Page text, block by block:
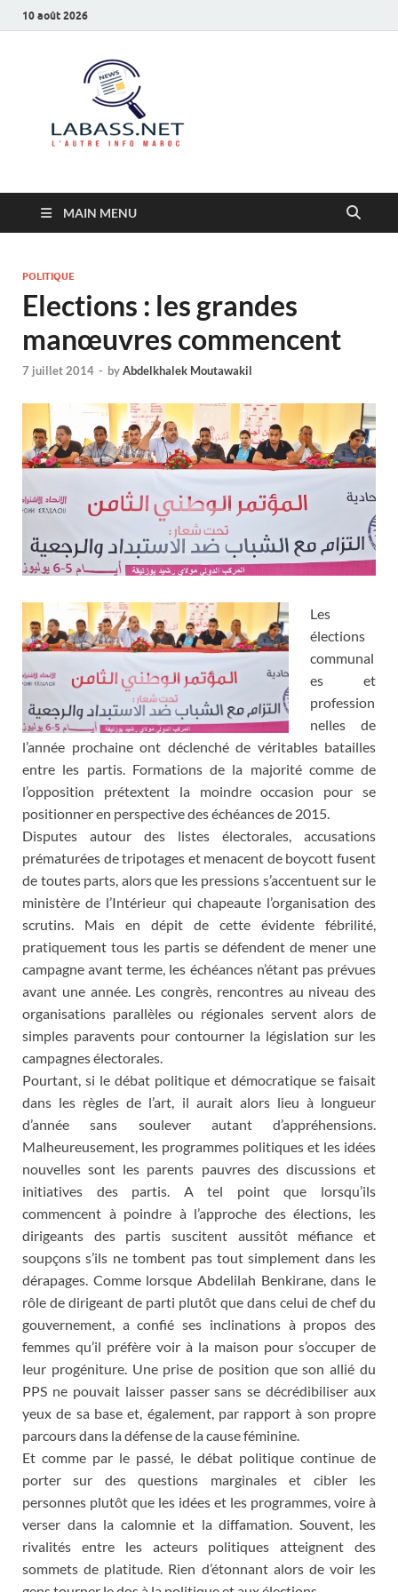
10 août 2026
MAIN MENU
POLITIQUE
Elections : les grandes
manœuvres commencent
7 juillet 2014 - byAbdelkhalek Moutawakil
Les
élections
communal
es et
profession
nelles de
l’année prochaine ont déclenché de véritables batailles
entre les partis. Formations de la majorité comme de
l’opposition prétextent la moindre occasion pour se
positionner en perspective des échéances de 2015.
Disputes autour des listes électorales, accusations
prématurées de tripotages et menacent de boycott fusent
de toutes parts, alors que les pressions s’accentuent sur le
ministère de l’Intérieur qui chapeaute l’organisation des
scrutins. Mais en dépit de cette évidente fébrilité,
pratiquement tous les partis se défendent de mener une
campagne avant terme, les échéances n’étant pas prévues
avant une année. Les congrès, rencontres au niveau des
organisations parallèles ou régionales servent alors de
simples paravents pour contourner la législation sur les
campagnes électorales.
Pourtant, si le débat politique et démocratique se faisait
dans les règles de l’art, il aurait alors lieu à longueur
d’année sans soulever autant d’appréhensions.
Malheureusement, les programmes politiques et les idées
nouvelles sont les parents pauvres des discussions et
initiatives des partis. A tel point que lorsqu’ils
commencent à poindre à l’approche des élections, les
dirigeants des partis suscitent aussitôt méfiance et
soupçons s’ils ne tombent pas tout simplement dans les
dérapages. Comme lorsque Abdelilah Benkirane, dans le
rôle de dirigeant de parti plutôt que dans celui de chef du
gouvernement, a confié ses inclinations à propos des
femmes qu’il préfère voir à la maison pour s’occuper de
leur progéniture. Une prise de position que son allié du
PPS ne pouvait laisser passer sans se décrédibiliser aux
yeux de sa base et, également, par rapport à son propre
parcours dans la défense de la cause féminine.
Et comme par le passé, le débat politique continue de
porter sur des questions marginales et cibler les
personnes plutôt que les idées et les programmes, voire à
verser dans la calomnie et la diffamation. Souvent, les
rivalités entre les acteurs politiques atteignent des
sommets de platitude. Rien d’étonnant alors de voir les